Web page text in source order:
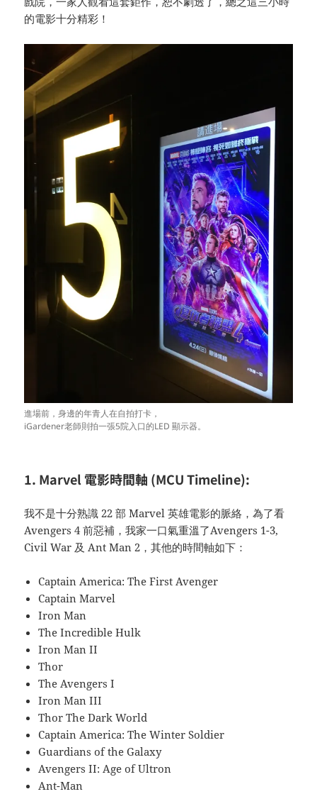
的電影十分精彩！
進場前，身邊的年青人在自拍打卡，
iGardener老師則拍一張5院入口的LED 顯示器。
1. Marvel 電影時間軸 (MCU Timeline):
我不是十分熟識 22 部 Marvel 英雄電影的脈絡，為了看
Avengers 4 前惡補，我家一口氣重溫了Avengers 1-3,
Civil War 及 Ant Man 2，其他的時間軸如下：
Captain America: The First Avenger
Captain Marvel
Iron Man
The Incredible Hulk
Iron Man II
Thor
The Avengers I
Iron Man III
Thor The Dark World
Captain America: The Winter Soldier
Guardians of the Galaxy
Avengers II: Age of Ultron
Ant-Man